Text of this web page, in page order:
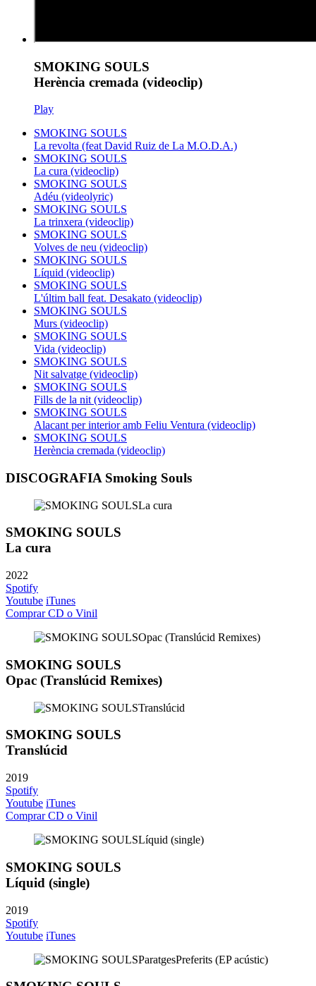
SMOKING SOULS
Herència cremada (videoclip)
Play
SMOKING SOULS
La revolta (feat David Ruiz de La M.O.D.A.)
SMOKING SOULS
La cura (videoclip)
SMOKING SOULS
Adéu (videolyric)
SMOKING SOULS
La trinxera (videoclip)
SMOKING SOULS
Volves de neu (videoclip)
SMOKING SOULS
Líquid (videoclip)
SMOKING SOULS
L'últim ball feat. Desakato (videoclip)
SMOKING SOULS
Murs (videoclip)
SMOKING SOULS
Vida (videoclip)
SMOKING SOULS
Nit salvatge (videoclip)
SMOKING SOULS
Fills de la nit (videoclip)
SMOKING SOULS
Alacant per interior amb Feliu Ventura (videoclip)
SMOKING SOULS
Herència cremada (videoclip)
DISCOGRAFIA Smoking Souls
SMOKING SOULS
La cura
2022
Spotify
Youtube iTunes
Comprar CD o Vinil
SMOKING SOULS
Opac (Translúcid Remixes)
SMOKING SOULS
Translúcid
2019
Spotify
Youtube iTunes
Comprar CD o Vinil
SMOKING SOULS
Líquid (single)
2019
Spotify
Youtube iTunes